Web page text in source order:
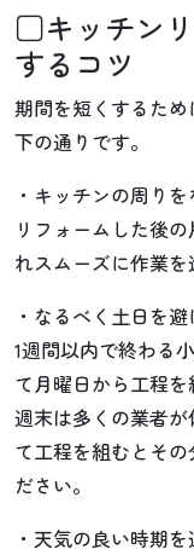
□キッチン
するコツ
期間を短くするた
下の通りです。
・キッチンの周り
リフォームした後
れスムーズに作業を
・なるべく土日を
1週間以内で終わる
て月曜日から工程を
週末は多くの業者
て工程を組むとそ
ださい。
・天気の良い時期